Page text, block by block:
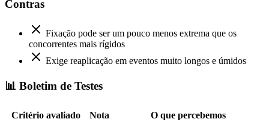
Contras
Fixação pode ser um pouco menos extrema que os
concorrentes mais rígidos
Exige reaplicação em eventos muito longos e úmidos
📊 Boletim de Testes
Critério avaliado Nota
O que percebemos